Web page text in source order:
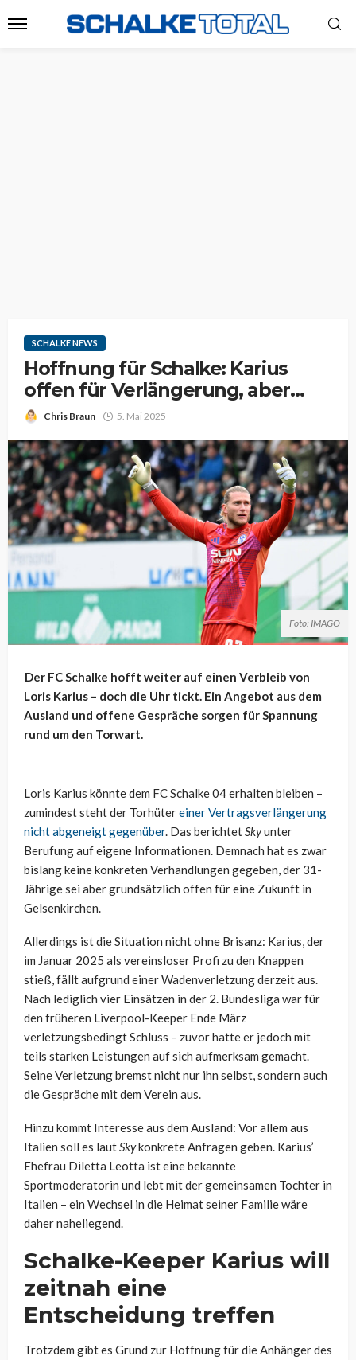
SCHALKE NEWS
Hoffnung für Schalke: Karius
offen für Verlängerung, aber…
Chris Braun 5. Mai 2025
Foto: IMAGO
Der FC Schalke hofft weiter auf einen Verbleib von
Loris Karius – doch die Uhr tickt. Ein Angebot aus dem
Ausland und offene Gespräche sorgen für Spannung
rund um den Torwart.
Loris Karius könnte dem FC Schalke 04 erhalten bleiben –
zumindest steht der Torhütereiner Vertragsverlängerung
nicht abgeneigt gegenüber. Das berichtetSkyunter
Berufung auf eigene Informationen. Demnach hat es zwar
bislang keine konkreten Verhandlungen gegeben, der 31-
Jährige sei aber grundsätzlich offen für eine Zukunft in
Gelsenkirchen.
Allerdings ist die Situation nicht ohne Brisanz: Karius, der
im Januar 2025 als vereinsloser Profi zu den Knappen
stieß, fällt aufgrund einer Wadenverletzung derzeit aus.
Nach lediglich vier Einsätzen in der 2. Bundesliga war für
den früheren Liverpool-Keeper Ende März
verletzungsbedingt Schluss – zuvor hatte er jedoch mit
teils starken Leistungen auf sich aufmerksam gemacht.
Seine Verletzung bremst nicht nur ihn selbst, sondern auch
die Gespräche mit dem Verein aus.
Hinzu kommt Interesse aus dem Ausland: Vor allem aus
Italien soll es lautSkykonkrete Anfragen geben. Karius’
Ehefrau Diletta Leotta ist eine bekannte
Sportmoderatorin und lebt mit der gemeinsamen Tochter in
Italien – ein Wechsel in die Heimat seiner Familie wäre
daher naheliegend.
Schalke-Keeper Karius will
zeitnah eine
Entscheidung treffen
Trotzdem gibt es Grund zur Hoffnung für die Anhänger des